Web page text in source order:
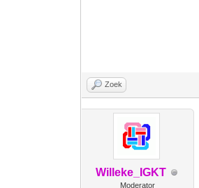
Zoek
Willeke_IGKT
Moderator